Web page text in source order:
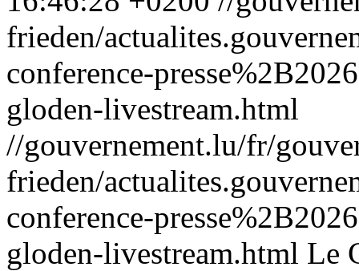
frieden/
conference-
gloden-livestream.html
//gouvernement.lu/fr/
frieden/
conference-
gloden-livestream.html Le